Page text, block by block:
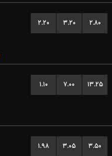
۲.۲۰ ۳.۲۰ ۲.۸۰
۱.۱۰ ۷.۰۰ ۱۳.۲۵
۱.۹۸ ۳.۰۵ ۳.۵۰